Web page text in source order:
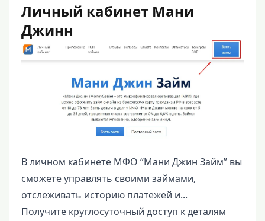
Личный кабинет Мани
Джинн
В личном кабинете МФО “Мани Джин Займ” вы
сможете управлять своими займами,
отслеживать историю платежей и...
Получите круглосуточный доступ к деталям